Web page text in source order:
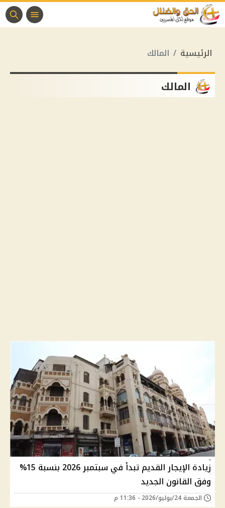
الرئيسية المالك
المالك
زيادة الإيجار القديم تبدأ في سبتمبر 2026 بنسبة 15%
وفق القانون الجديد
الجمعة 24/يوليو/2026 - 11:36 م